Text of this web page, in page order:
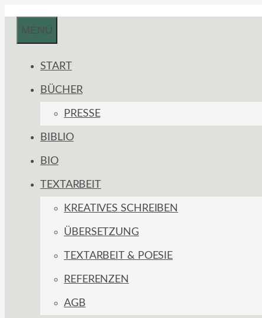
Zum
InhaltMENÜ
START
BÜCHER
PRESSE
BIBLIO
BIO
TEXTARBEIT
KREATIVES SCHREIBEN
ÜBERSETZUNG
TEXTARBEIT & POESIE
REFERENZEN
AGB